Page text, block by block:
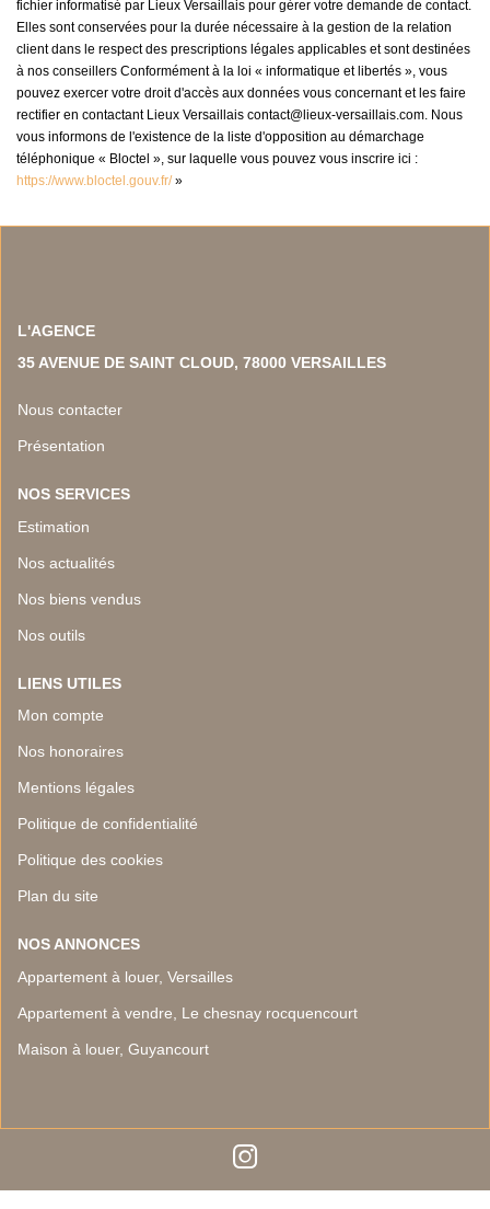
fichier informatisé par Lieux Versaillais pour gérer votre demande de contact.
Elles sont conservées pour la durée nécessaire à la gestion de la relation
client dans le respect des prescriptions légales applicables et sont destinées
à nos conseillers Conformément à la loi « informatique et libertés », vous
pouvez exercer votre droit d'accès aux données vous concernant et les faire
rectifier en contactant Lieux Versaillais contact@lieux-versaillais.com. Nous
vous informons de l'existence de la liste d'opposition au démarchage
téléphonique « Bloctel », sur laquelle vous pouvez vous inscrire ici :
https://www.bloctel.gouv.fr/»
L'AGENCE
35 AVENUE DE SAINT CLOUD, 78000 VERSAILLES
Nous contacter
Présentation
NOS SERVICES
Estimation
Nos actualités
Nos biens vendus
Nos outils
LIENS UTILES
Mon compte
Nos honoraires
Mentions légales
Politique de confidentialité
Politique des cookies
Plan du site
NOS ANNONCES
Appartement à louer, Versailles
Appartement à vendre, Le chesnay rocquencourt
Maison à louer, Guyancourt